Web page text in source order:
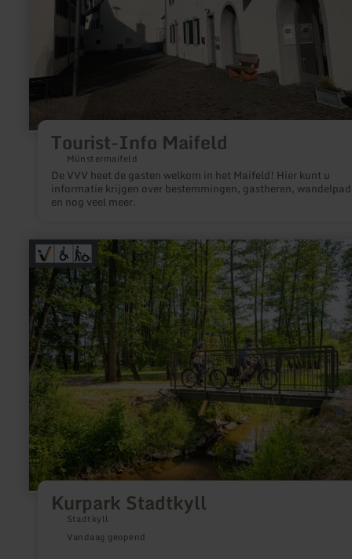
Tourist-Info Maifeld
Münstermaifeld
De VVV heet de gasten welkom in het Maifeld! Hier kunt u
informatie krijgen over bestemmingen, gastheren,
en nog veel meer.
Kurpark Stadtkyll
Stadtkyll
Vandaag geopend
meer
informatie
over:
Kurpark
Stadtkyll